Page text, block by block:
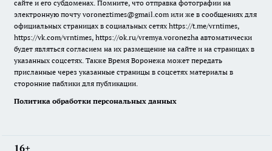
сайте и его субдоменах. Помните, что отправка фотографии на
электронную почту voroneztimes@gmail.com или же в сообщениях для
официальных страницах в социальных сетях https://t.me/vrntimes,
https://vk.com/vrntimes, https://ok.ru/vremya.voronezha автоматически
будет являться согласием на их размещение на сайте и на страницах в
указанных соцсетях. Также Время Воронежа может передать
присланные через указанные страницы в соцсетях материалы в
сторонние паблики для публикации.
Политика обработки персональных данных
16+